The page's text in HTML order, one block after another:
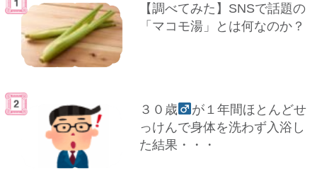
【調べてみた】SNSで話題の
「マコモ湯」とは何なのか？
３０歳
が１年間ほとんどせ
っけんで身体を洗わず入浴し
た結果・・・